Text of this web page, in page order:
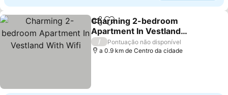
PartilharAdicionar aos favoritos
Charming 2-bedroom
Apartment In Vestland
With Wifi
/
Pontuação não disponível
a 0.9 km de Centro da cidade